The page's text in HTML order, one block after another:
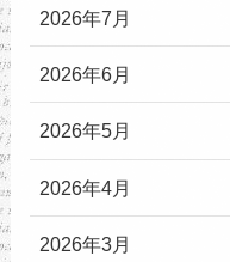
2026年7月
2026年6月
2026年5月
2026年4月
2026年3月